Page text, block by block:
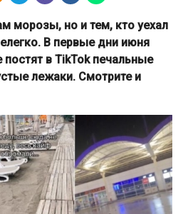
морозы, но и тем, кто уехал
В первые дни июня
в TikTok печальные
лежаки. Смотрите и